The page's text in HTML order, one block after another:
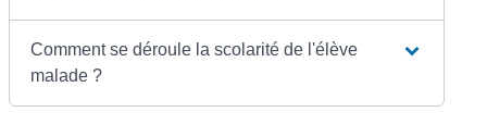
Comment se déroule la scolarité de l'élève
malade ?